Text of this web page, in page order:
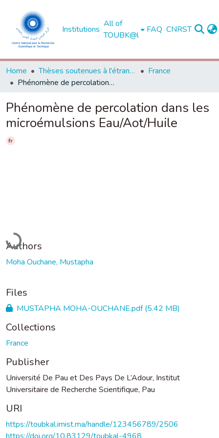
Institutions
All of
TOUBK@l
FAQ CNRST
Home Thèses soutenues à l'étranger
France
Phénomène de percolation dans les microémulsions Eau/Aot/Huile
Phénomène de percolation dans les
microémulsions Eau/Aot/Huile
fr
Loading...
Authors
Moha Ouchane, Mustapha
Files
MUSTAPHA MOHA-OUCHANE.pdf(5.42 MB)
Collections
France
Publisher
Université De Pau et Des Pays De L’Adour, Institut
Universitaire de Recherche Scientifique, Pau
URI
https://toubkal.imist.ma/handle/123456789/2506